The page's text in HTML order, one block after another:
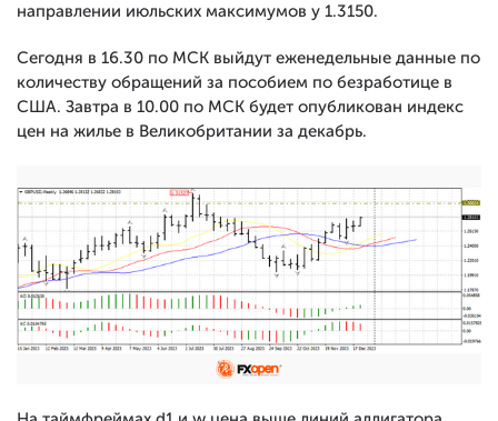
направлении июльских максимумов у 1.3150.
Сегодня в 16.30 по МСК выйдут еженедельные данные по
количеству обращений за пособием по безработице в
США. Завтра в 10.00 по МСК будет опубликован индекс
цен на жилье в Великобритании за декабрь.